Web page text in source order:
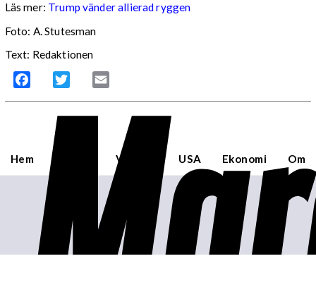
Läs mer: Trump vänder allierad ryggen
Foto: A. Stutesman
Text: Redaktionen
Facebook Twitter
Hem Världen USA Ekonomi Om